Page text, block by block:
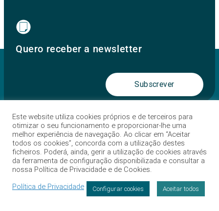
Marcação
Quero receber a newsletter
Subscrever
Links Úteis
Hospital
Blog
Perguntas frequentes
Especialidades
Este website utiliza cookies próprios e de terceiros para
otimizar o seu funcionamento e proporcionar-lhe uma
melhor experiência de navegação. Ao clicar em “Aceitar
todos os cookies”, concorda com a utilização destes
ficheiros. Poderá, ainda, gerir a utilização de cookies através
da ferramenta de configuração disponibilizada e consultar a
nossa Política de Privacidade e de Cookies.
Política de Privacidade
Configurar cookies Aceitar todos